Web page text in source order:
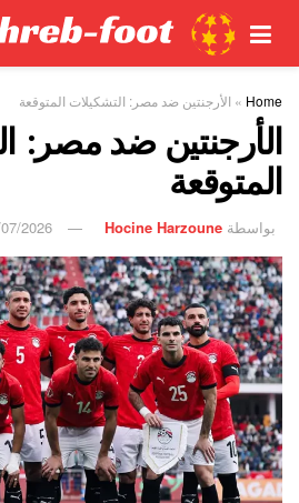
Home
» الأرجنتين ضد مصر: التشكيلات المتوقعة
الأرجنتين ضد مصر:
المتوقعة
بواسطة Hocine Harzoune
2026